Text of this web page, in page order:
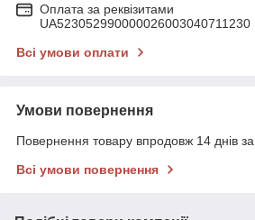
Оплата за реквізитами
UA523052990000026003040711230
Всі умови оплати
Умови повернення
Повернення товару впродовж 14 днів
Всі умови повернення